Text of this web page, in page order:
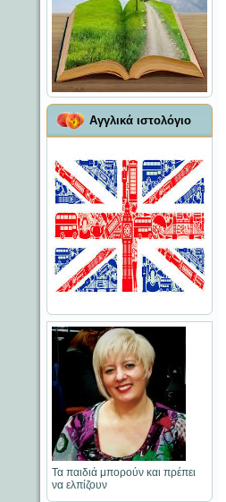
Αγγλικά ιστολόγιο
Τα παιδιά μπορούν και πρέπει
να ελπίζουν